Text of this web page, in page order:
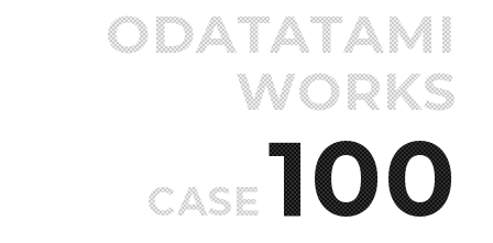
ODATATAMI
WORKS
CASE 100